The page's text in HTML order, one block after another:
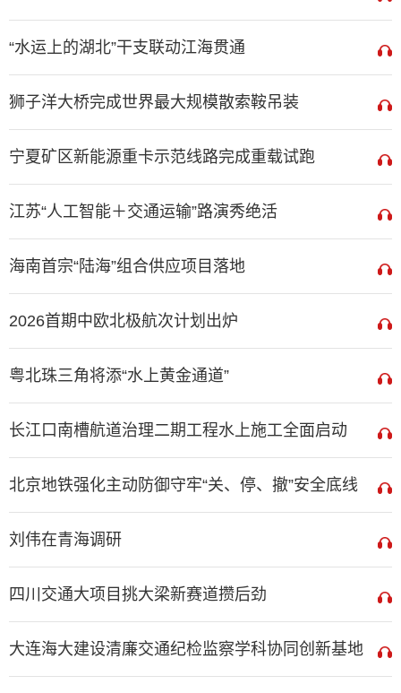
“水运上的湖北”干支联动江海贯通
狮子洋大桥完成世界最大规模散索鞍吊装
宁夏矿区新能源重卡示范线路完成重载试跑
江苏“人工智能＋交通运输”路演秀绝活
海南首宗“陆海”组合供应项目落地
2026首期中欧北极航次计划出炉
粤北珠三角将添“水上黄金通道”
长江口南槽航道治理二期工程水上施工全面启动
北京地铁强化主动防御守牢“关、停、撤”安全底线
刘伟在青海调研
四川交通大项目挑大梁新赛道攒后劲
大连海大建设清廉交通纪检监察学科协同创新基地